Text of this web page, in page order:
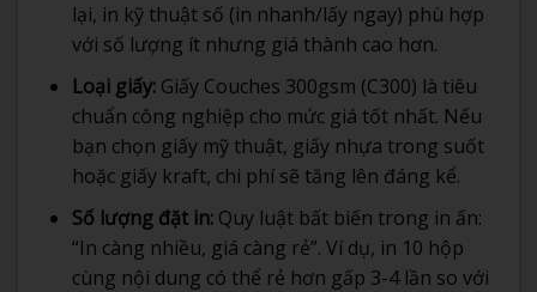
lại, in kỹ thuật số (in nhanh/lấy ngay) phù hợp
với số lượng ít nhưng giá thành cao hơn.
Loại giấy:Giấy Couches 300gsm (C300) là tiêu
chuẩn công nghiệp cho mức giá tốt nhất. Nếu
bạn chọn giấy mỹ thuật, giấy nhựa trong suốt
hoặc giấy kraft, chi phí sẽ tăng lên đáng kể.
Số lượng đặt in:Quy luật bất biến trong in ấn:
“In càng nhiều, giá càng rẻ”. Ví dụ, in 10 hộp
cùng nội dung có thể rẻ hơn gấp 3-4 lần so với